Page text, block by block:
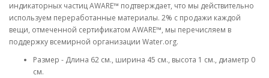
индикаторных частиц AWARE™ подтверждает, что мы действительно
используем переработанные материалы. 2% с продажи каждой
вещи, отмеченной сертификатом AWARE™, мы перечисляем в
поддержку всемирной организации Water.org.
Размер - Длина 62 см., ширина 45 см., высота 1 см., диаметр 0
см.